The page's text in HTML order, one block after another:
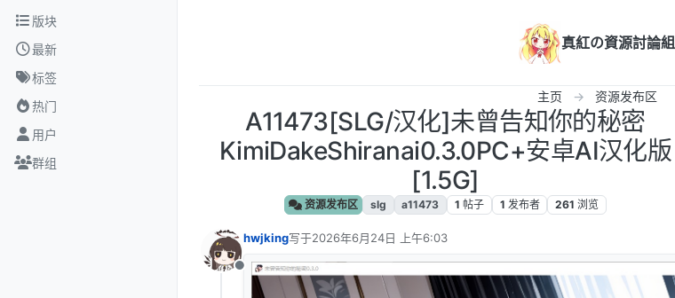
跳转至内容
版块
最新
标签
热门
用户
群组
真紅の資源討論組
主页 资源发布区
A11473[SLG/汉化]未曾告知你的秘密
KimiDakeShiranai0.3.0PC+安卓AI汉化版
[1.5G]
资源发布区 slg a11473 1 帖子 1 发布者 261 浏览
离线
hwjking写于2026年6月24日 上午6:03
最后由 编辑